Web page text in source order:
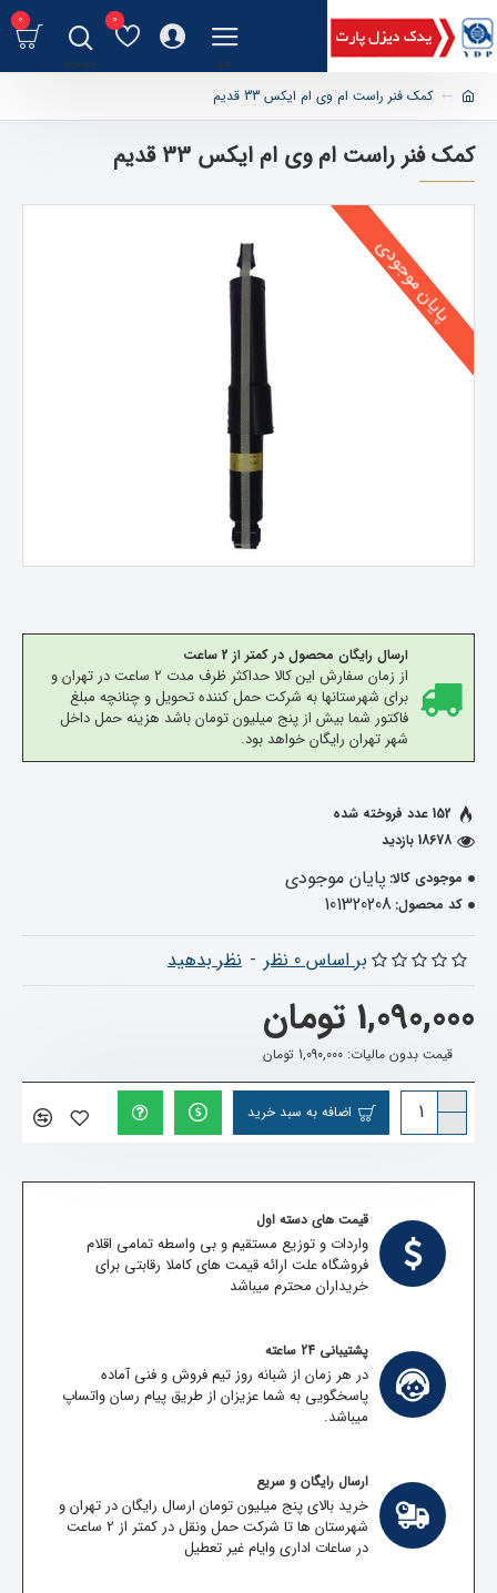
0
0
کمک فنر راست ام وی ام ایکس 33 قدیم
کمک فنر راست ام وی ام ایکس 33 قدیم
پایان موجودی
ارسال رایگان محصول در کمتر از 2 ساعت
از زمان سفارش این کالا حداکثر ظرف مدت 2 ساعت در تهران و
برای شهرستانها به شرکت حمل کننده تحویل و چنانچه مبلغ
فاکتور شما بیش از پنج میلیون تومان باشد هزینه حمل داخل
شهر تهران رایگان خواهد بود.
موجودی کالا: پایان موجودی
کد محصول: 101320208
152 عدد فروخته شده
18678 بازدید
بر اساس 0 نظر - نظر بدهید
1,090,000 تومان
قیمت بدون مالیات: 1,090,000 تومان
اضافه به سبد خرید
قیمت های دسته اول
واردات و توزیع مستقیم و بی واسطه تمامی اقلام
فروشگاه علت ارائه قیمت های کاملا رقابتی برای
خریداران محترم میباشد
پشتیبانی 24 ساعته
در هر زمان از شبانه روز تیم فروش و فنی آماده
پاسخگویی به شما عزیزان از طریق پیام رسان واتساپ
میباشد.
ارسال رایگان و سریع
خرید بالای پنج میلیون تومان ارسال رایگان در تهران و
شهرستان ها تا شرکت حمل ونقل در کمتر از 2 ساعت
در ساعات اداری وایام غیر تعطیل